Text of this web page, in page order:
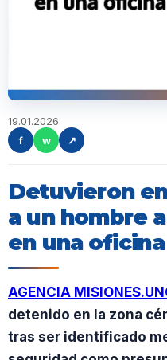
19.01.2026
f
w ↗
Detuvieron
a un hombre
en una
AGENCIA
detenido en la zona
tras ser identificado